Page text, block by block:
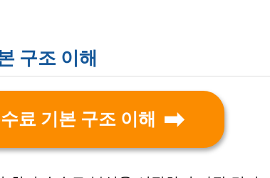
구조 이해
료 기본 구조 이해